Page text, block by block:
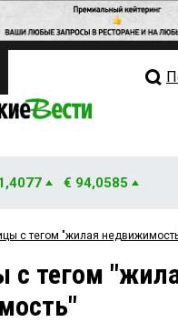
Свежий
Мнения
Рейтинги
€ 94,0585
c тегом "жилая
c тегом